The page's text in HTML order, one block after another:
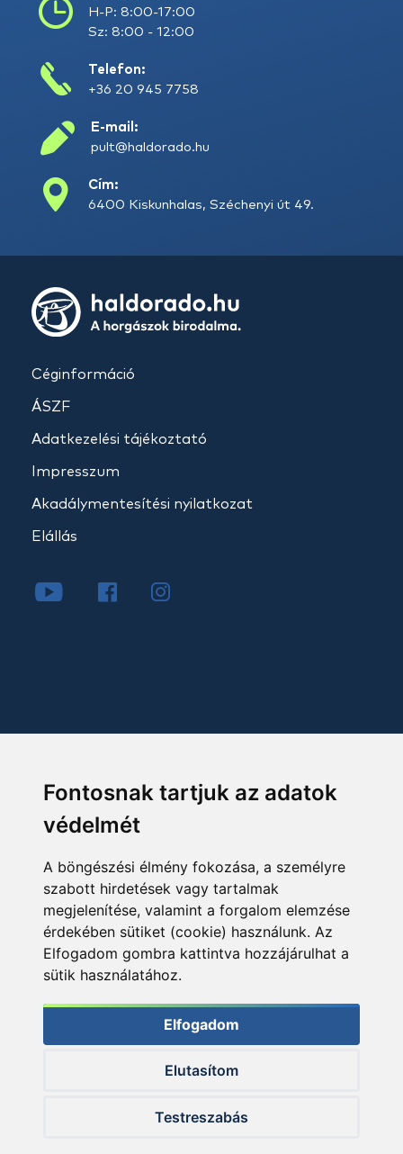
Fontosnak tartjuk az adatok
védelmét
A böngészési élmény fokozása, a személyre
szabott hirdetések vagy tartalmak
megjelenítése, valamint a forgalom elemzése
érdekében sütiket (cookie) használunk. Az
Elfogadom gombra kattintva hozzájárulhat a
sütik használatához.
Elfogadom
Elutasítom
Testreszabás
H-P: 8:00-17:00
Sz: 8:00 - 12:00
Telefon:
+36 20 945 7758
E-mail:
pult@haldorado.hu
Cím:
6400 Kiskunhalas, Széchenyi út 49.
Céginformáció
ÁSZF
Adatkezelési tájékoztató
Impresszum
Akadálymentesítési nyilatkozat
Elállás